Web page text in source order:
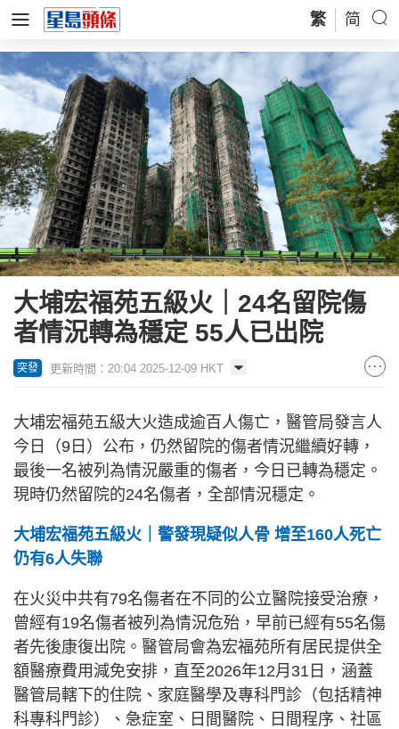
繁 简
大埔宏福苑五級火｜24名留院傷
者情況轉為穩定 55人已出院
突發 更新時間：20:04 2025-12-09 HKT
大埔宏福苑五級大火造成逾百人傷亡，醫管局發言人
今日（9日）公布，仍然留院的傷者情況繼續好轉，
最後一名被列為情況嚴重的傷者，今日已轉為穩定。
現時仍然留院的24名傷者，全部情況穩定。
大埔宏福苑五級火｜警發現疑似人骨 增至160人死亡
仍有6人失聯
在火災中共有79名傷者在不同的公立醫院接受治療，
曾經有19名傷者被列為情況危殆，早前已經有55名傷
者先後康復出院。醫管局會為宏福苑所有居民提供全
額醫療費用減免安排，直至2026年12月31日，涵蓋
醫管局轄下的住院、家庭醫學及專科門診（包括精神
科專科門診）、急症室、日間醫院、日間程序、社區